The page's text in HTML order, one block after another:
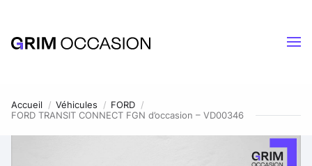
Accueil Véhicules
FORD
FORD TRANSIT CONNECT FGN d’occasion – VD00346